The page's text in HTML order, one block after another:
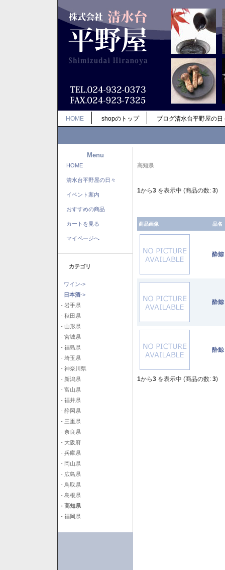
HOME shopのトップ ブログ清水台平野屋の日
Menu
HOME
清水台平野屋の日々
イベント案内
おすすめの商品
カートを見る
マイページへ
カテゴリ
ワイン->
日本酒->
- 岩手県
- 秋田県
- 山形県
- 宮城県
- 福島県
- 埼玉県
- 神奈川県
- 新潟県
- 富山県
- 福井県
- 静岡県
- 三重県
- 奈良県
- 大阪府
- 兵庫県
- 岡山県
- 広島県
- 鳥取県
- 島根県
- 高知県
- 福岡県
高知県
1から3 を表示中 (商品の数: 3)
商品画像 品名
酔
酔
酔
1から3 を表示中 (商品の数: 3)